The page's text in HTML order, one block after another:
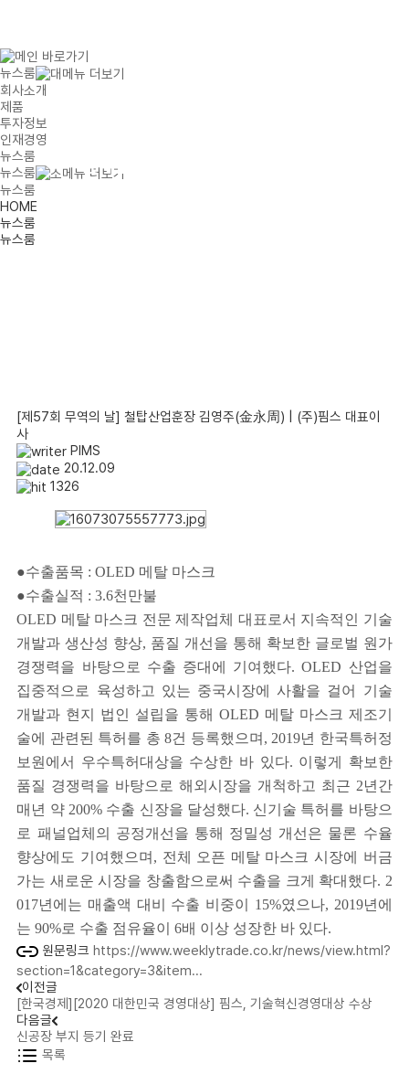
NEWS ROOM
뉴스룸
회사소개
제품
투자정보
인재경영
뉴스룸
뉴스룸
뉴스룸
HOME
뉴스룸
뉴스룸
[제57회 무역의 날] 철탑산업훈장 김영주(金永周) | (주)핌스 대표이
사
PIMS
20.12.09
1326
●수출품목 : OLED 메탈 마스크
●수출실적 : 3.6천만불
OLED 메탈 마스크 전문 제작업체 대표로서 지속적인 기술
개발과 생산성 향상, 품질 개선을 통해 확보한 글로벌 원가
경쟁력을 바탕으로 수출 증대에 기여했다. OLED 산업을
집중적으로 육성하고 있는 중국시장에 사활을 걸어 기술
개발과 현지 법인 설립을 통해 OLED 메탈 마스크 제조기
술에 관련된 특허를 총8건 등록했으며 , 2019년 한국특허정
보원에서 우수특허대상을 수상한 바 있다. 이렇게 확보한
품질 경쟁력을 바탕으로 해외시장을 개척하고 최근 2년간
매년 약 200% 수출 신장을 달성했다. 신기술 특허를 바탕으
로 패널업체의 공정개선을 통해 정밀성 개선은 물론 수율
향상에도 기여했으며 , 전체 오픈 메탈 마스크 시장에 버금
가는 새로운 시장을 창출함으로써 수출을 크게 확대했다. 2
017년에는 매출액 대비 수출 비중이 15%였으나, 2019년에
는90%로 수출 점유율이6배 이상 성장한 바 있다.
원문링크 https://www.weeklytrade.co.kr/news/view.html?
section=1&category=3&item...
이전글
[한국경제][2020 대한민국 경영대상] 핌스, 기술혁신경영대상 수상
다음글
신공장 부지 등기 완료
목록